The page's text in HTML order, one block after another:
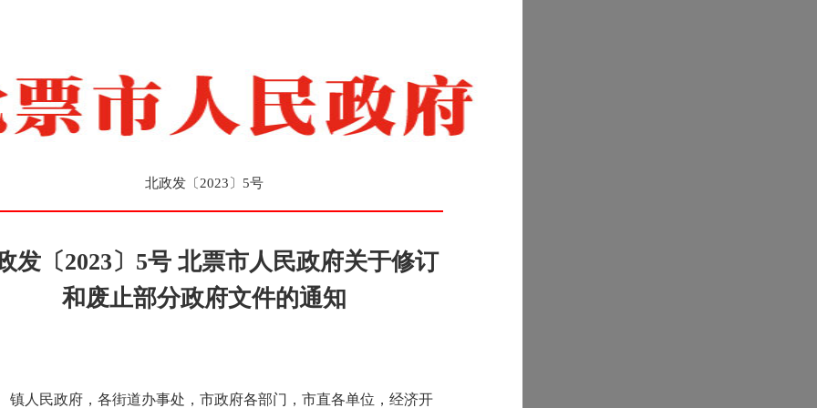
北政发〔2023〕5号
发〔2023〕5号 北票市人民政府关于修订
和废止部分政府文件的通知
镇人民政府，各街道办事处，市政府各部门，市直各单位，经济开